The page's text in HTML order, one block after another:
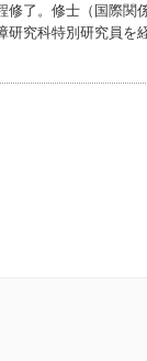
修了。修士（国際関
研究科特別研究員を